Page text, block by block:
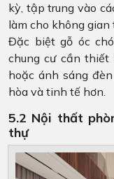
kỳ, tập trung vào
làm cho không
Đặc biệt gỗ óc
chung cư cần thiết
hoặc ánh sáng
hòa và tinh tế hơn.
5.2 Nội thất
thự